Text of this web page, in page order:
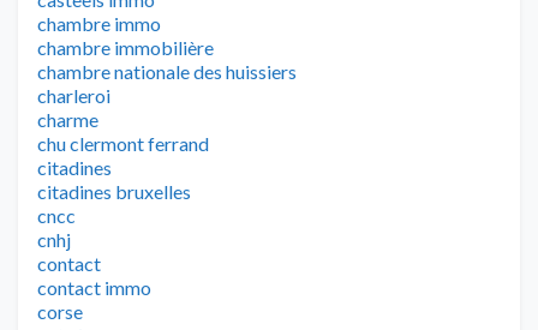
chambre immo
chambre immobilière
chambre nationale des huissiers
charleroi
charme
chu clermont ferrand
citadines
citadines bruxelles
cncc
cnhj
contact
contact immo
corse